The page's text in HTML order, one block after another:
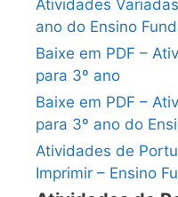
Atividades
ano do Ensino
Baixe em PDF –
para 3º ano
Baixe em PDF –
para 3º ano do
Atividades de
Imprimir – Ensino